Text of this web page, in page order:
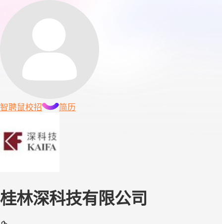
智聘鼠校招 简历
桂林深科技有限公司